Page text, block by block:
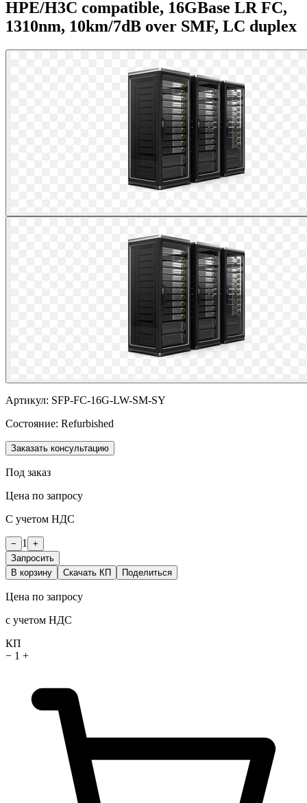
HPE/H3C compatible, 16GBase LR FC,
1310nm, 10km/7dB over SMF, LC duplex
Артикул: SFP-FC-16G-LW-SM-SY
Состояние: Refurbished
Заказать консультацию
Под заказ
Цена по запросу
С учетом НДС
− 1
+
Запросить
В корзину
Скачать КП Поделиться
Цена по запросу
с учетом НДС
КП
− 1 +